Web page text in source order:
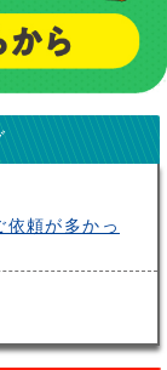
依頼が多かっ